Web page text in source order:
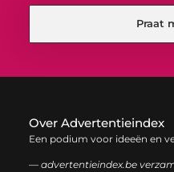
Praat
Over Advertentieindex
Een podium voor ideeën en
— advertentieindex.be